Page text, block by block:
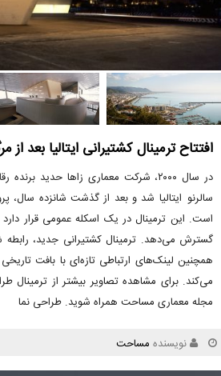
افتتاح ترمینال کشتیرانی ایتالیا بعد
در سال ۲۰۰۰، شرکت معماری زاها حدید
سالرنو ایتالیا شد و بعد از گذشت شانزده سال،
است. این ترمینال در یک اسکله عمومی قرار
گسترش می‌دهد. ترمینال کشتیرانی جدید، رابطه
همچنین لینک‌های ارتباطی تازه‌ای با بافت
می‌کند. برای مشاهده تصاویر بیشتر از ترمینال
مجله معماری مساحت همراه شوید. طراحی نما
نویسنده مساحت